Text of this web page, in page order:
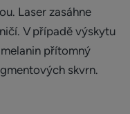
Laser zasáhne
V případě výskytu
přítomný
skvrn.